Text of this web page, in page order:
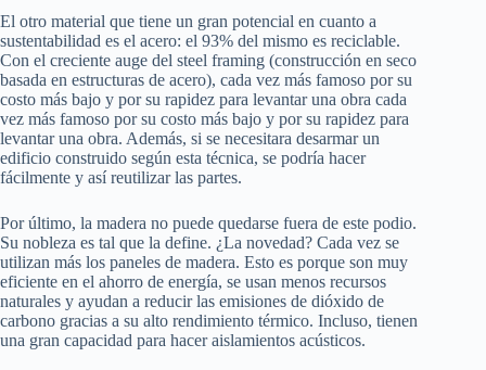
El otro material que tiene un gran potencial en cuanto a
sustentabilidad es el acero: el 93% del mismo es reciclable.
Con el creciente auge del steel framing (construcción en seco
basada en estructuras de acero), cada vez más famoso por su
costo más bajo y por su rapidez para levantar una obra cada
vez más famoso por su costo más bajo y por su rapidez para
levantar una obra. Además, si se necesitara desarmar un
edificio construido según esta técnica, se podría hacer
fácilmente y así reutilizar las partes.
Por último, la madera no puede quedarse fuera de este podio.
Su nobleza es tal que la define. ¿La novedad? Cada vez se
utilizan más los paneles de madera. Esto es porque son muy
eficiente en el ahorro de energía, se usan menos recursos
naturales y ayudan a reducir las emisiones de dióxido de
carbono gracias a su alto rendimiento térmico. Incluso, tienen
una gran capacidad para hacer aislamientos acústicos.